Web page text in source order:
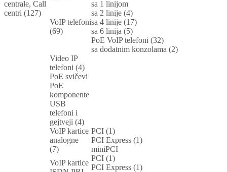
centrale, Call
centri (127)
VoIP telefoni
(69)
sa 1 linijom
sa 2 linije (4)
sa 4 linije (17)
sa 6 linija (5)
PoE VoIP telefoni (32)
sa dodatnim konzolama (2)
Video IP
telefoni (4)
PoE svičevi
PoE
komponente
USB
telefoni i
gejtveji (4)
VoIP kartice
analogne
(7)
PCI (1)
PCI Express (1)
miniPCI
VoIP kartice
PCI (1)
PCI Express (1)